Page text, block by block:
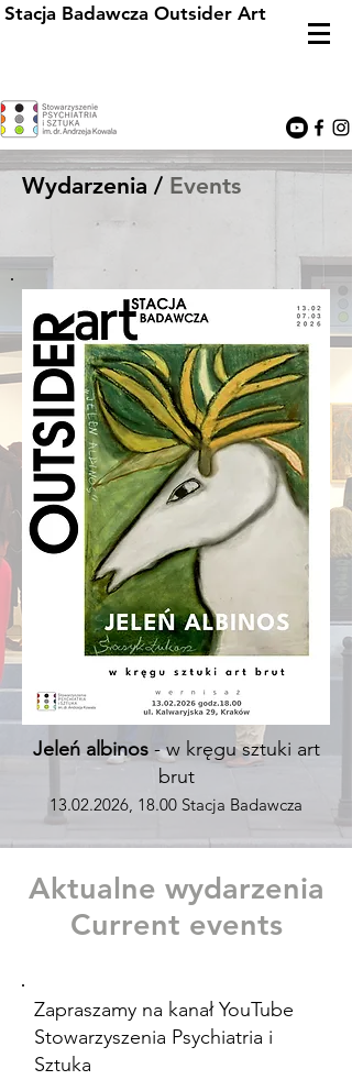
Stacja Badawcza Outsider Art
Wydarzenia / Events​
Jeleń albinos- w kręgu sztuki art
brut
13.02.2026, 18.00 Stacja Badawcza
Aktualne wydarzenia
Current events
Zapraszamy na kanał YouTube
Stowarzyszenia Psychiatria i
Sztuka